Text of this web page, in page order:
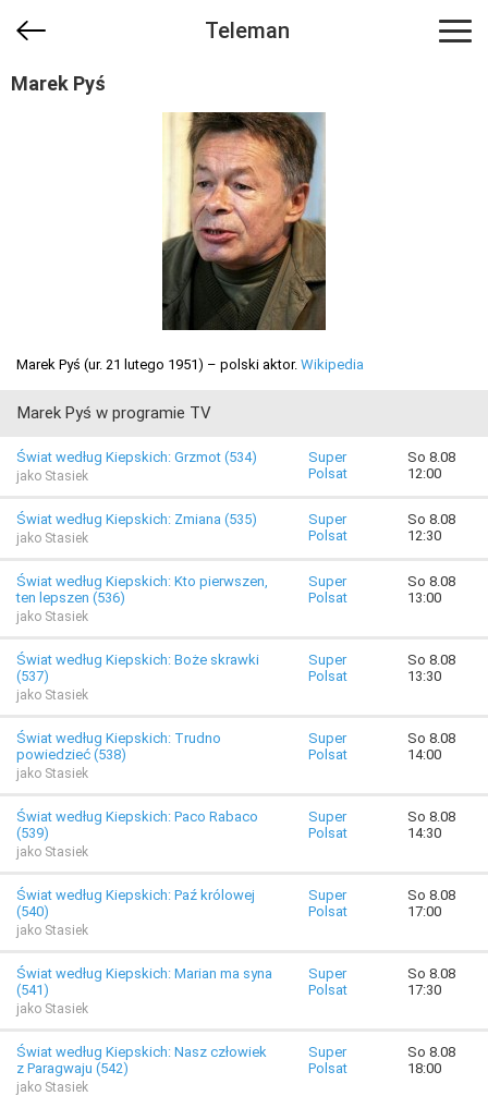
Teleman
Marek Pyś
Marek Pyś (ur. 21 lutego 1951) – polski aktor. Wikipedia
Marek Pyś w programie TV
Świat według Kiepskich: Grzmot (534)
jako Stasiek
Super
Polsat
So 8.08
12:00
Świat według Kiepskich: Zmiana (535)
jako Stasiek
Super
Polsat
So 8.08
12:30
Świat według Kiepskich: Kto pierwszen,
ten lepszen (536)
jako Stasiek
Super
Polsat
So 8.08
13:00
Świat według Kiepskich: Boże skrawki
(537)
jako Stasiek
Super
Polsat
So 8.08
13:30
Świat według Kiepskich: Trudno
powiedzieć (538)
jako Stasiek
Super
Polsat
So 8.08
14:00
Świat według Kiepskich: Paco Rabaco
(539)
jako Stasiek
Super
Polsat
So 8.08
14:30
Świat według Kiepskich: Paź królowej
(540)
jako Stasiek
Super
Polsat
So 8.08
17:00
Świat według Kiepskich: Marian ma syna
(541)
jako Stasiek
Super
Polsat
So 8.08
17:30
Świat według Kiepskich: Nasz człowiek
z Paragwaju (542)
jako Stasiek
Super
Polsat
So 8.08
18:00